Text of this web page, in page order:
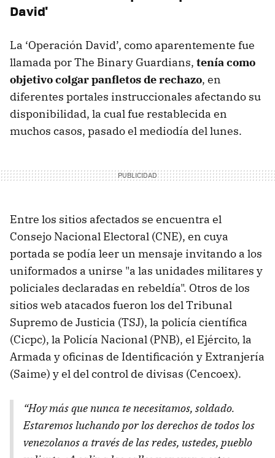
David'
La ‘Operación David’, como aparentemente fue
llamada por The Binary Guardians, tenía como
objetivo colgar panfletos de rechazo, en
diferentes portales instruccionales afectando su
disponibilidad, la cual fue restablecida en
muchos casos, pasado el mediodía del lunes.
Entre los sitios afectados se encuentra el
Consejo Nacional Electoral (CNE), en cuya
portada se podía leer un mensaje invitando a los
uniformados a unirse "a las unidades militares y
policiales declaradas en rebeldía". Otros de los
sitios web atacados fueron los del Tribunal
Supremo de Justicia (TSJ), la policía científica
(Cicpc), la Policía Nacional (PNB), el Ejército, la
Armada y oficinas de Identificación y Extranjería
(Saime) y el del control de divisas (Cencoex).
“Hoy más que nunca te necesitamos, soldado.
Estaremos luchando por los derechos de todos los
venezolanos a través de las redes, ustedes, pueblo